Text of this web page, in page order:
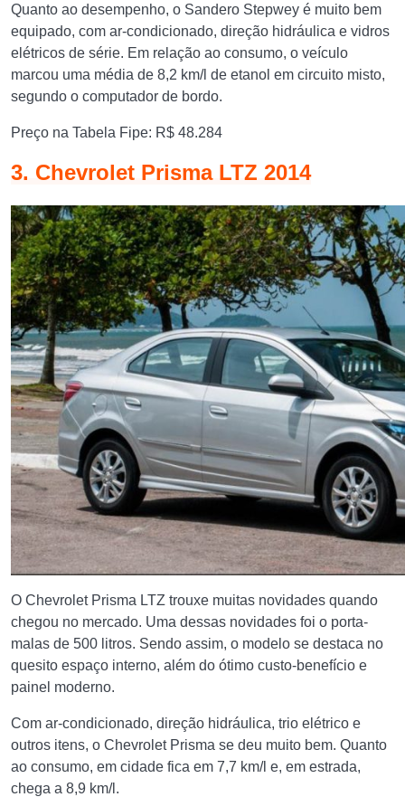
Quanto ao desempenho, o Sandero Stepwey é muito bem
equipado, com ar-condicionado, direção hidráulica e vidros
elétricos de série. Em relação ao consumo, o veículo
marcou uma média de 8,2 km/l de etanol em circuito misto,
segundo o computador de bordo.
Preço na Tabela Fipe: R$ 48.284
3. Chevrolet Prisma LTZ 2014
O Chevrolet Prisma LTZ trouxe muitas novidades quando
chegou no mercado. Uma dessas novidades foi o porta-
malas de 500 litros. Sendo assim, o modelo se destaca no
quesito espaço interno, além do ótimo custo-benefício e
painel moderno.
Com ar-condicionado, direção hidráulica, trio elétrico e
outros itens, o Chevrolet Prisma se deu muito bem. Quanto
ao consumo, em cidade fica em 7,7 km/l e, em estrada,
chega a 8,9 km/l.